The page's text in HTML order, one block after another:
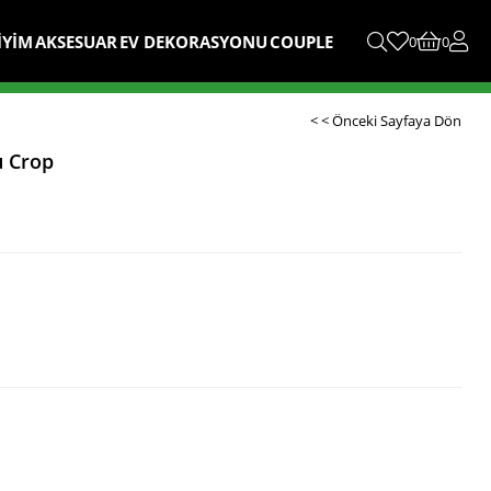
AKSESUAR EV DEKORASYONUCOUPLE 0 0
< < Önceki Sayfaya Dön
Crop